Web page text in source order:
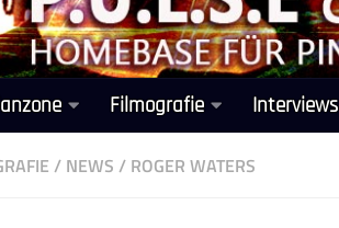
Filmografie Interviews
/ NEWS / ROGER WATERS